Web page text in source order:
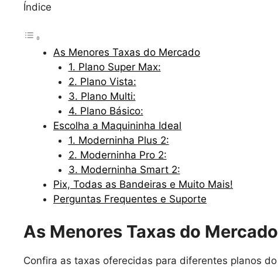
Índice
As Menores Taxas do Mercado
1. Plano Super Max:
2. Plano Vista:
3. Plano Multi:
4. Plano Básico:
Escolha a Maquininha Ideal
1. Moderninha Plus 2:
2. Moderninha Pro 2:
3. Moderninha Smart 2:
Pix, Todas as Bandeiras e Muito Mais!
Perguntas Frequentes e Suporte
As Menores Taxas do Mercado
Confira as taxas oferecidas para diferentes planos do